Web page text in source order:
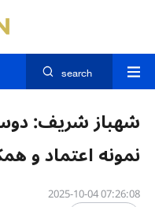
search
شهباز شریف:
نمونه اعتماد و
07:26:08 2025-10-04